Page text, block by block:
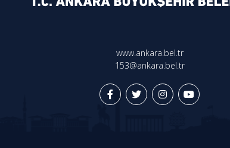
www.ankara.bel.tr
153@ankara.bel.tr